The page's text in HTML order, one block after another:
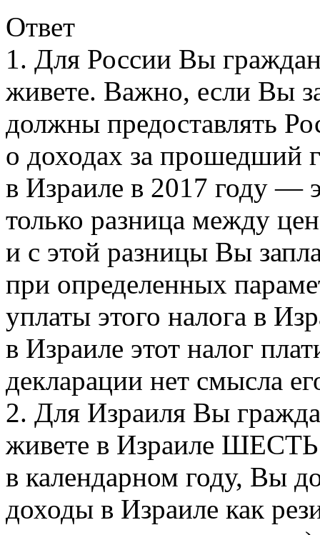
Ответ
1. Для России Вы
живете. Важно, если Вы
должны предоставлять
о доходах за прошедший
в Израиле в 2017 году —
только разница между
и с этой разницы Вы
при определенных
уплаты этого налога в
в Израиле этот налог
декларации нет смысла
2. Для Израиля Вы
живете в Израиле ШЕСТЬ
в календарном году, Вы
доходы в Израиле как